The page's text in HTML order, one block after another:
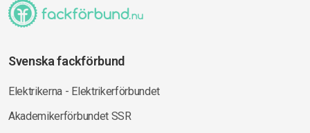
Svenska fackförbund
Elektrikerna - Elektrikerförbundet
Akademikerförbundet SSR